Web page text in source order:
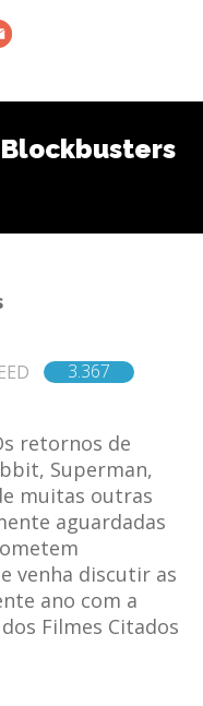
3.367
retornos de
Superman,
muitas outras
aguardadas
venha discutir as
ano com a
Filmes Citados